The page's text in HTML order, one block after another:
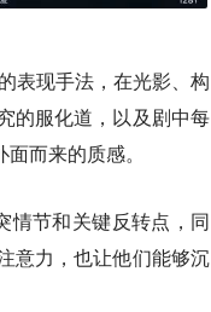
表现手法，在光影、构
的服化道，以及剧中每
而来的质感。
情节和关键反转点，同
意力，也让他们能够沉